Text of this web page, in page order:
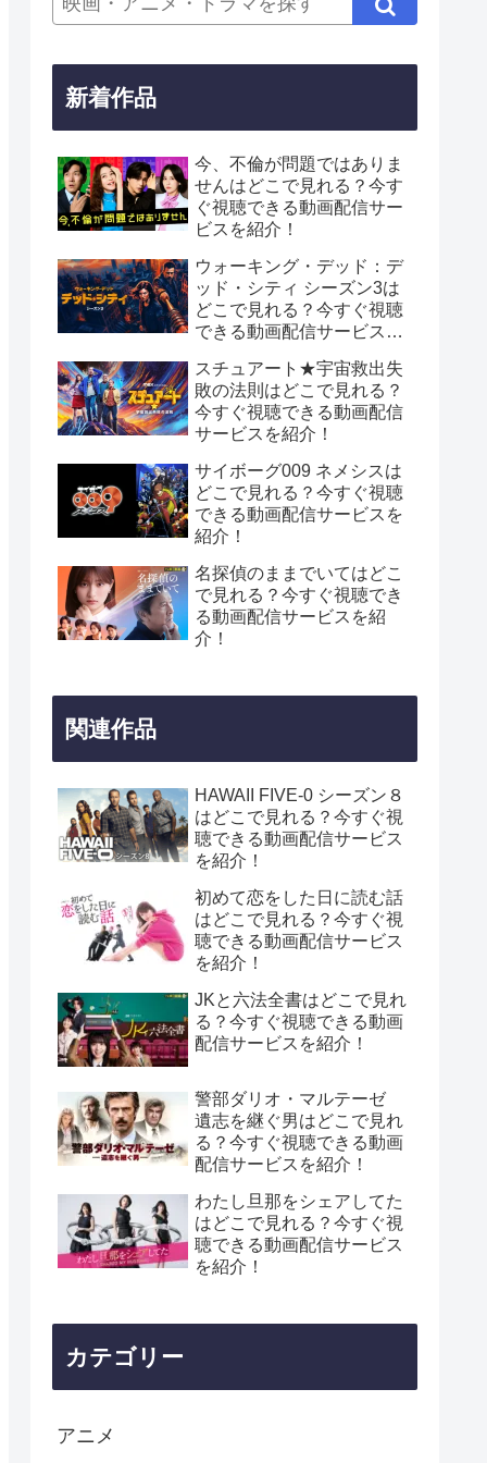
新着作品
今、不倫が問題ではありま
せんはどこで見れる？今す
ぐ視聴できる動画配信サー
ビスを紹介！
ウォーキング・デッド：デ
ッド・シティ シーズン3は
どこで見れる？今すぐ視聴
できる動画配信サービスを
スチュアート★宇宙救出失
敗の法則はどこで見れる？
今すぐ視聴できる動画配信
サービスを紹介！
サイボーグ009 ネメシスは
どこで見れる？今すぐ視聴
できる動画配信サービスを
紹介！
名探偵のままでいてはどこ
で見れる？今すぐ視聴でき
る動画配信サービスを紹
介！
関連作品
HAWAII FIVE-0 シーズン８
はどこで見れる？今すぐ視
聴できる動画配信サービス
を紹介！
初めて恋をした日に読む話
はどこで見れる？今すぐ視
聴できる動画配信サービス
を紹介！
JKと六法全書はどこで見れ
る？今すぐ視聴できる動画
配信サービスを紹介！
警部ダリオ・マルテーゼ
遺志を継ぐ男はどこで見れ
る？今すぐ視聴できる動画
配信サービスを紹介！
わたし旦那をシェアしてた
はどこで見れる？今すぐ視
聴できる動画配信サービス
を紹介！
カテゴリー
アニメ